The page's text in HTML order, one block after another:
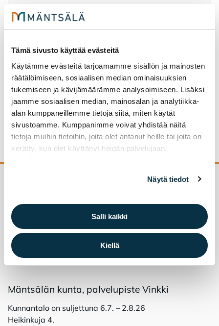
Tämä sivusto käyttää evästeitä
Käytämme evästeitä tarjoamamme sisällön ja mainosten
räätälöimiseen, sosiaalisen median ominaisuuksien
tukemiseen ja kävijämäärämme analysoimiseen. Lisäksi
jaamme sosiaalisen median, mainosalan ja analytiikka-
alan kumppaneillemme tietoja siitä, miten käytät
sivustoamme. Kumppanimme voivat yhdistää näitä
tietoja muihin tietoihin, joita olet antanut heille tai joita on
kerätty, kun olet käyttänyt heidän palvelujaan.
Näytä tiedot
Salli kaikki
Kiellä
Lahdentie 23
Ma­ton­pe­su­pai­kan au­kio­loa­jat
15.5.-15.9. klo 6.00-22.00
Mänt­sä­län kun­ta, pal­ve­lu­pis­te Vink­ki
Kunnantalo on suljettuna 6.7. – 2.8.26
Heikinkuja 4,
Palaa sivun alkuun